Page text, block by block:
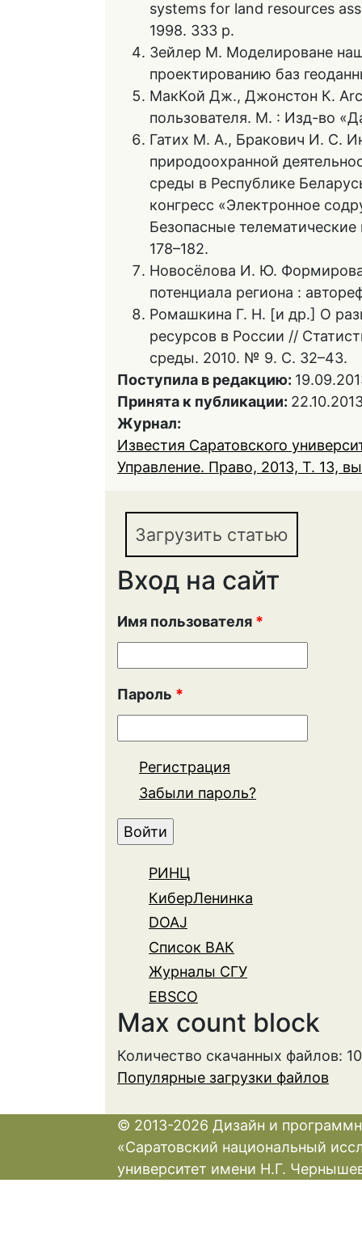
systems for land resources
1998. 333 p.
Зейлер М. Моделироване
проектированию баз
МакКой Дж., Джонстон К. Arc
пользователя. М. : Изд-во
Гатих М. А., Бракович И. С.
природоохранной
среды в Республике
конгресс «Электронное
Безопасные
178–182.
Новосёлова И. Ю.
потенциала региона :
Ромашкина Г. Н. [и др.] О
ресурсов в России //
среды. 2010. № 9. С. 32–43.
Поступила в редакцию:
Принята к публикации:
Журнал:
Известия Саратовского
Управление. Право, 2013, Т. 13,
Загрузить статью
Вход на сайт
Имя пользователя *
Пароль *
Регистрация
Забыли пароль?
РИНЦ
КиберЛенинка
DOAJ
Список ВАК
Журналы СГУ
EBSCO
Max count block
Количество скачанных файлов:
Популярные загрузки файлов
© 2013-2026 Дизайн и
«Саратовский национальный
университет имени Н.Г.